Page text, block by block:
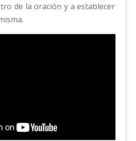
de la oración y a establecer